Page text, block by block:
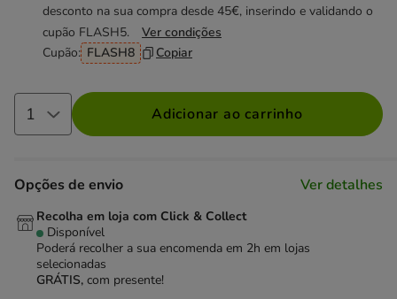
desconto na sua compra desde 45€, inserindo e validando o
cupão FLASH5.
Ver condições
Cupão: FLASH8 Copiar
Adicionar ao carrinho
Opções de envio Ver detalhes
Recolha em loja com Click & Collect
Disponível
Poderá recolher a sua encomenda em 2h em lojas
selecionadas
GRÁTIS, com presente!